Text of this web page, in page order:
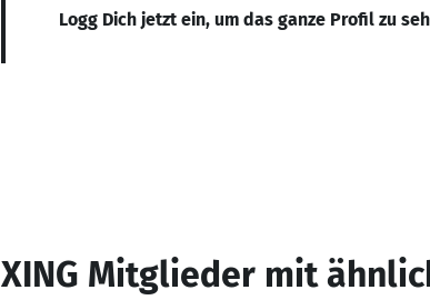
Logg Dich jetzt ein, um das ganze Profil zu
XING Mitglieder mit